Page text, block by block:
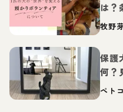
は？
介
牧野
保護
何？
要
ペト